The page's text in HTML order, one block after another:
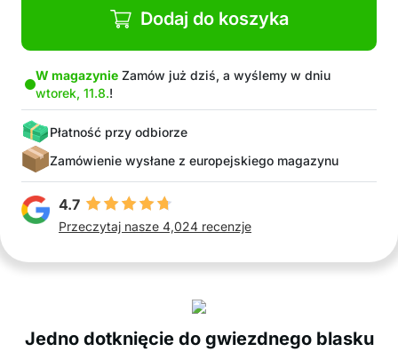
Dodaj do koszyka
W magazynie Zamów już dziś, a wyślemy w dniu
wtorek, 11.8.!
Płatność przy odbiorze
Zamówienie wysłane z europejskiego magazynu
4.7
Przeczytaj nasze 4,024 recenzje
Jedno dotknięcie do gwiezdnego blasku